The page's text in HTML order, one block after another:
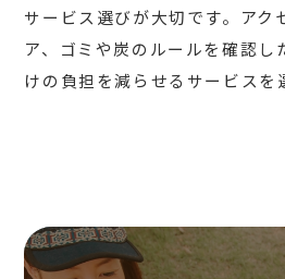
サービス選びが大切です。アク
ア、ゴミや炭のルールを確認し
けの負担を減らせるサービスを